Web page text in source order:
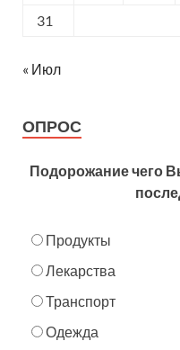
31
« Июл
ОПРОС
Подорожание чего
Продукты
Лекарства
Транспорт
Одежда